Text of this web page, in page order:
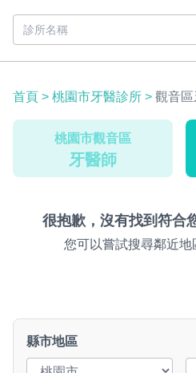
首頁 > 桃園市牙醫診所 > 觀音
桃園市觀音區
牙醫師
很抱歉，沒有找到符合
您可以嘗試搜尋鄰近地
縣市地區